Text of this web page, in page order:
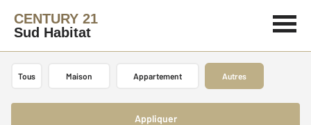
CENTURY 21
Sud Habitat
Tous Maison Appartement Autres
Appliquer